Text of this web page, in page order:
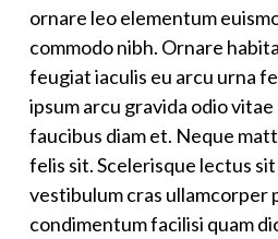
ornare leo elementum
commodo nibh. Ornare
feugiat iaculis eu arcu urna
ipsum arcu gravida odio vitae
faucibus diam et. Neque
felis sit. Scelerisque lectus
vestibulum cras ullamcorper
condimentum facilisi quam